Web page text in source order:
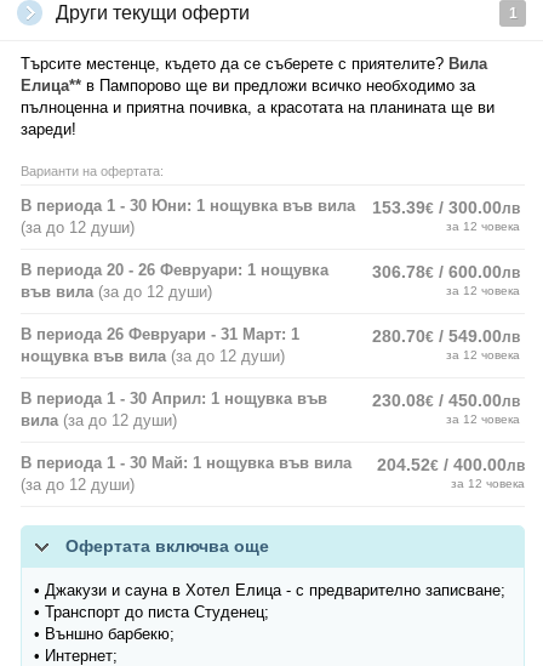
Други текущи оферти 1
Търсите местенце, където да се съберете с приятелите? Вила
Елица** в Пампорово ще ви предложи всичко необходимо за
пълноценна и приятна почивка, а красотата на планината ще ви
зареди!
Варианти на офертата:
В периода 1 - 30 Юни: 1 нощувка във вила
(за до 12 души)
153.39€ / 300.00лв
за 12 човека
В периода 20 - 26 Февруари: 1 нощувка
във вила (за до 12 души)
306.78€ / 600.00лв
за 12 човека
В периода 26 Февруари - 31 Март: 1
нощувка във вила (за до 12 души)
280.70€ / 549.00лв
за 12 човека
В периода 1 - 30 Април: 1 нощувка във
вила (за до 12 души)
230.08€ / 450.00лв
за 12 човека
В периода 1 - 30 Май: 1 нощувка във вила
(за до 12 души)
204.52€ / 400.00лв
за 12 човека
Офертата включва още
• Джакузи и сауна в Хотел Елица - с предварително записване;
• Транспорт до писта Студенец;
• Външно барбекю;
• Интернет;